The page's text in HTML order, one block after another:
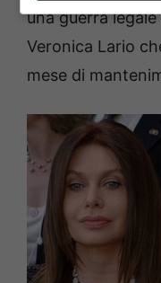
una guerra
Veronica Lario
mese di